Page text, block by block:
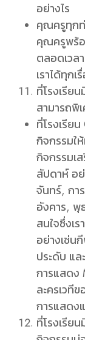
อย่างไร
คุณครูทุกท่
คุณครูพร้อ
ตลอดเวล
เราได้ทุก
ที่โรงเรีย
สามารถพิ
ที่โรงเรีย
กิจกรรมใ
กิจกรรมเ
สัปดาห์ อ
จันทร์, กา
อังคาร, พุ
สนใจซึ่งเ
อย่างเช่น
ประดับ แล
การแสดง
ละครเวที
การแสดง
ที่โรงเรีย